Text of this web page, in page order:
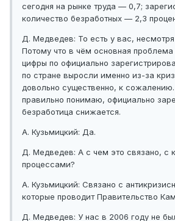
сегодня на рынке труда — 0,7;
количество безработных — 2,3
Д. Медведев: То есть у вас,
Потому что в чём основная проблема
цифры по официально
по стране выросли именно из-за
довольно существенно, к
правильно понимаю, официально
безработица снижается.
А. Кузьмицкий: Да.
Д. Медведев: А с чем это связано, с
процессами?
А. Кузьмицкий: Связано с
которые проводит Правительство
Д. Медведев: У нас в 2006 году не